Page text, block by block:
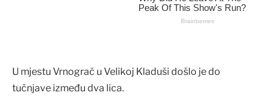
U mjestu Vrnograč u Velikoj Kladuši došlo je do
tučnjave između dva lica.